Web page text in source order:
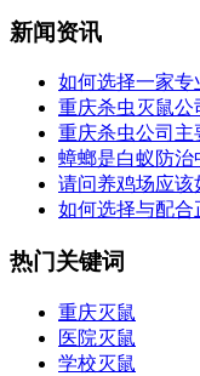
新闻资讯
如何选择一家专
重庆杀虫灭鼠公
重庆杀虫公司主
蟑螂是白蚁防治
请问养鸡场应该
如何选择与配合
热门关键词
重庆灭鼠
医院灭鼠
学校灭鼠